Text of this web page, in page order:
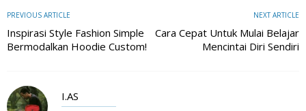
PREVIOUS ARTICLE
Inspirasi Style Fashion Simple
Bermodalkan Hoodie Custom!
NEXT ARTICLE
Cara Cepat Untuk Mulai Belajar
Mencintai Diri Sendiri
I.AS